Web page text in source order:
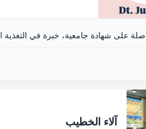
على شهادة جامعية، خبرة في التغذية
آلاء الخطيب